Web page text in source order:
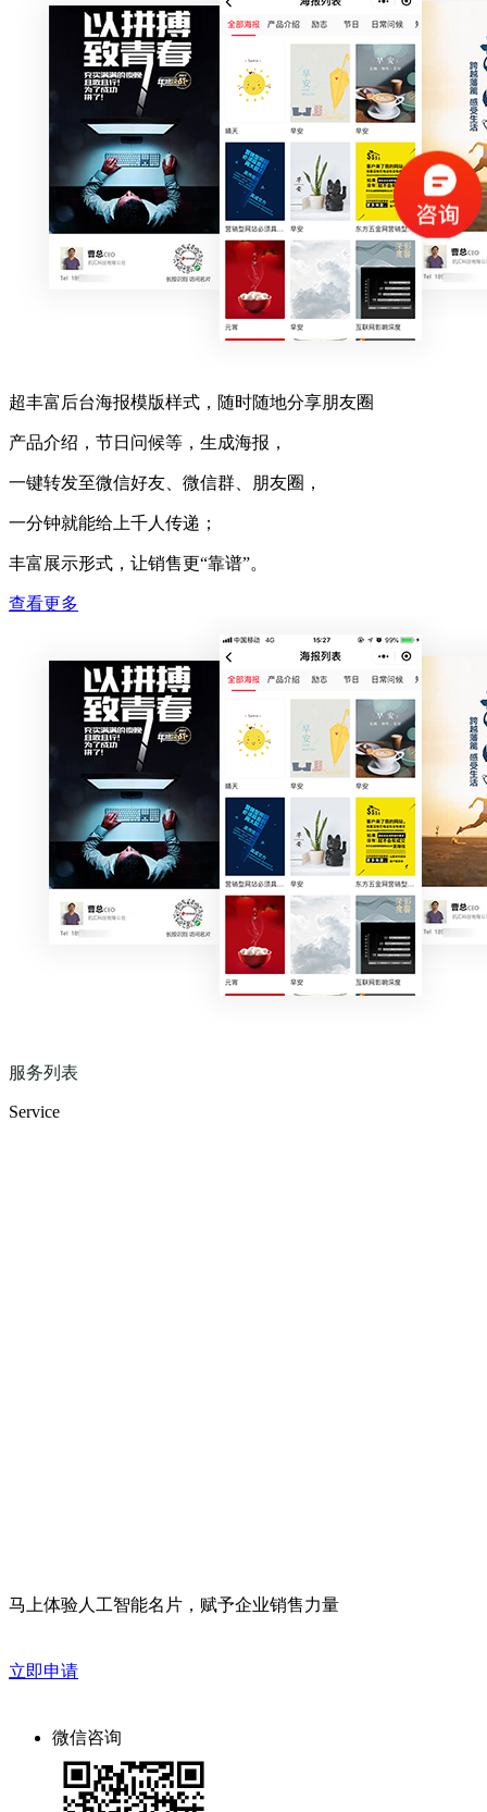
超丰富后台海报模版样式，随时随地分享朋友圈
产品介绍，节日问候等，生成海报，
一键转发至微信好友、微信群、朋友圈，
一分钟就能给上千人传递；
丰富展示形式，让销售更“靠谱”。
查看更多
服务列表
Service
马上体验人工智能名片，赋予企业销售力量
立即申请
微信咨询